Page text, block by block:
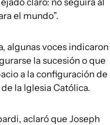
el mundo”.
algunas voces indicaron
la sucesión o que
a la configuración de
la Iglesia Católica.
aclaró que Joseph